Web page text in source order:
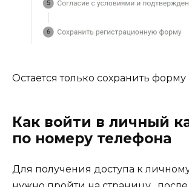
Остается только сохранить
Как войти в личный
по номеру телефона
Для получения доступа к